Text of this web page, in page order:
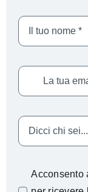
Acconsento